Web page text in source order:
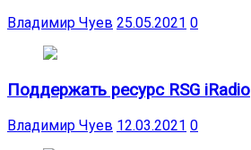
Владимир Чуев 25.05.2021 0
Поддержать ресурс RSG iRadio
Владимир Чуев 12.03.2021 0